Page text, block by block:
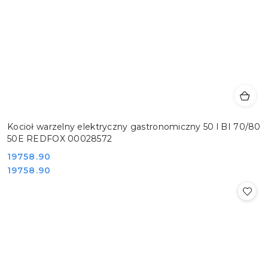
Kocioł warzelny elektryczny gastronomiczny 50 l BI 70/80
50E REDFOX 00028572
Cena:
19758.90
Cena:
19758.90